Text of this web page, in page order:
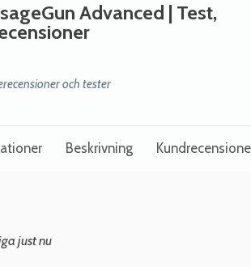
Advanced | Test,
och tester
Beskrivning
just nu